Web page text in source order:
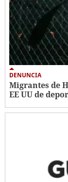
DENUNCIA
Migrantes de
EE UU de